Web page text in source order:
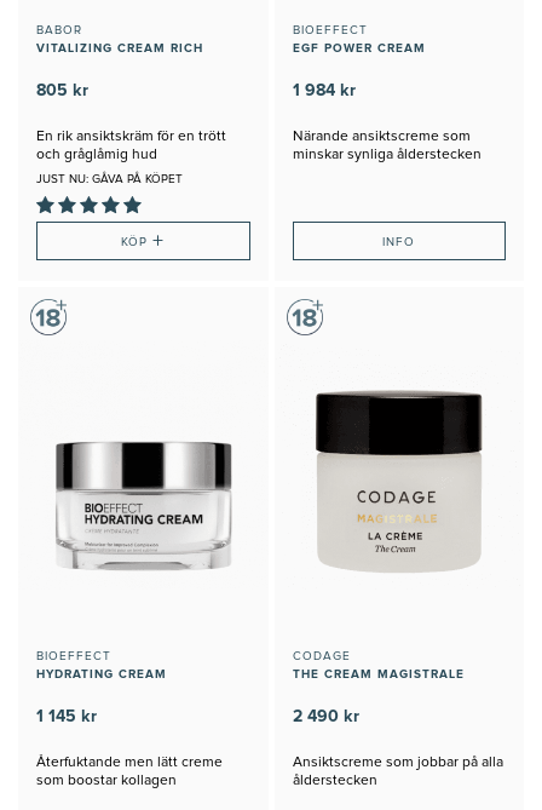
BABOR
VITALIZING CREAM RICH
805 kr
En rik ansiktskräm för en trött
och gråglåmig hud
JUST NU: GÅVA PÅ KÖPET
KÖP+
BIOEFFECT
EGF POWER CREAM
1 984 kr
Närande ansiktscreme som
minskar synliga ålderstecken
INFO
BIOEFFECT
HYDRATING CREAM
1 145 kr
Återfuktande men lätt creme
som boostar kollagen
CODAGE
THE CREAM MAGISTRALE
2 490 kr
Ansiktscreme som jobbar på alla
ålderstecken